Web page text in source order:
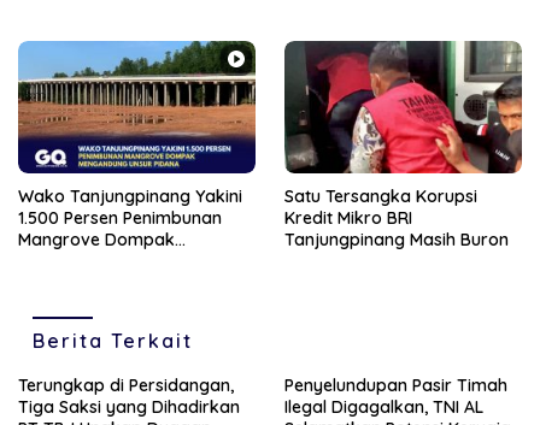
Wako Tanjungpinang Yakini
1.500 Persen Penimbunan
Mangrove Dompak
Satu Tersangka Korupsi
Kredit Mikro BRI
Tanjungpinang Masih Buron
Berita Terkait
Terungkap di Persidangan,
Tiga Saksi yang Dihadirkan
Penyelundupan Pasir Timah
Ilegal Digagalkan, TNI AL